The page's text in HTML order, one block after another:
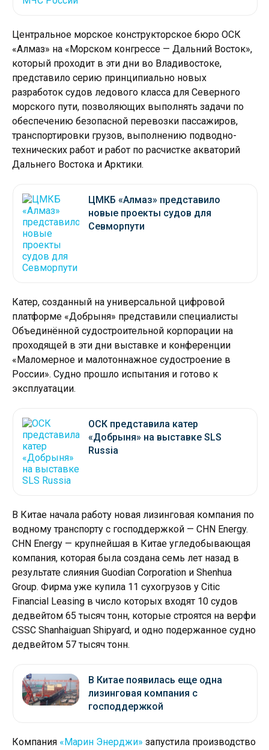
Центральное морское конструкторское бюро ОСК
«Алмаз» на «Морском конгрессе — Дальний Восток»,
который проходит в эти дни во Владивостоке,
представило серию принципиально новых
разработок судов ледового класса для Северного
морского пути, позволяющих выполнять задачи по
обеспечению безопасной перевозки пассажиров,
транспортировки грузов, выполнению подводно-
технических работ и работ по расчистке акваторий
Дальнего Востока и Арктики.
ЦМКБ «Алмаз» представило
новые проекты судов для
Севморпути
Катер, созданный на универсальной цифровой
платформе «Добрыня» представили специалисты
Объединённой судостроительной корпорации на
проходящей в эти дни выставке и конференции
«Маломерное и малотоннажное судостроение в
России». Судно прошло испытания и готово к
эксплуатации.
ОСК представила катер
«Добрыня» на выставке SLS
Russia
В Китае начала работу новая лизинговая компания по
водному транспорту с господдержкой — CHN Energy.
CHN Energy — крупнейшая в Китае угледобывающая
компания, которая была создана семь лет назад в
результате слияния Guodian Corporation и Shenhua
Group. Фирма уже купила 11 сухогрузов у ​​Citic
Financial Leasing в число которых входят 10 судов
дедвейтом 65 тысяч тонн, которые строятся на верфи
CSSC Shanhaiguan Shipyard, и одно подержанное судно
дедвейтом 57 тысяч тонн.
В Китае появилась еще одна
лизинговая компания с
господдержкой
Компания «Марин Энерджи» запустила производство